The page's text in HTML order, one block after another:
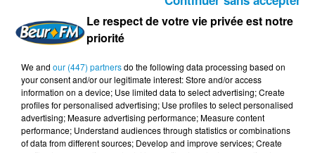
Une immersion culinaire au Maroc
Gordon Ramsay a découvert la richesse de la cuisine
marocaine lors d'un séjour au Royaume en 2019. Dans
son documentaire «Uncharted» diffusé sur National
Geographic, le chef étoilé a exploré la cuisine
Le respect de votre vie privée est notre
priorité
We and our (447) partnersdo the following data processing based on
your consent and/or our legitimate interest: Store and/or access
information on a device; Use limited data to select advertising; Create
profiles for personalised advertising; Use profiles to select personalised
advertising; Measure advertising performance; Measure content
performance; Understand audiences through statistics or combinations
of data from different sources; Develop and improve services; Create